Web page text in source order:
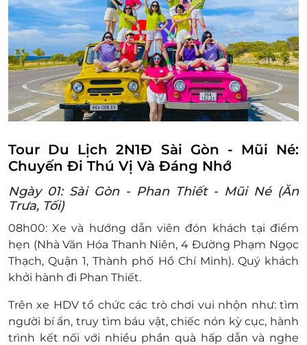
Thuế VAT: Nếu khách có nhu cầu xuất hóa đơn,
vui lòng liên hệ với LifeLink để được hỗ trợ
Ăn uống ngoài chương trình, các chi phí vui chơi
giải trí cá nhân
Xe Jeep hoặc moto địa hình tại Bàu Trắng
Tiền tip cho tài xế và HDV (nếu có)
Các khoản phụ thu
Trẻ từ 10 tuổi trở lên mua 01 vé
Trẻ từ 04 đến 09 tuổi được mua 75% giá vé
Lưu ý: Bé 75% giá vé ngủ chung với gia đình
Trẻ dưới 04 tuổi: Không tính vé, gia đình tự lo.
Hai người lớn được đính kèm 01 em, trẻ em thứ
02 trở lên phải mua 75% vé
Lưu ý:
Giá Tour trên dành cho 1 khách
Chỉ nhận Tour từ 2 khách trở lên
Thông tin đặt tour:
Tour Du Lịch 2N1Đ Sài Gòn - Mũi Né:
Chuyến Đi Thú Vị Và Đáng Nhớ
Ngày 01: Sài Gòn - Phan Thiết - Mũi Né (Ăn
Trưa, Tối)
08h00: Xe và hướng dẫn viên đón khách tại điểm
hẹn (Nhà Văn Hóa Thanh Niên, 4 Đường Phạm Ngọc
Thạch, Quận 1, Thành phố Hồ Chí Minh). Quý khách
khởi hành đi Phan Thiết.
Trên xe HDV tổ chức các trò chơi vui nhộn như: tìm
người bí ẩn, truy tìm báu vật, chiếc nón kỳ cục, hành
trình kết nối với nhiều phần quà hấp dẫn và nghe